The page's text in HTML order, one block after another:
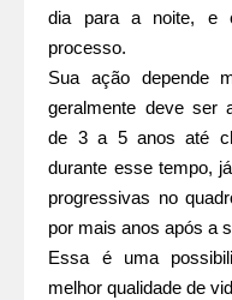
dia para a noite, e
processo.
Sua ação depende
geralmente deve ser
de 3 a 5 anos até
durante esse tempo,
progressivas no
por mais anos após a
Essa é uma
melhor qualidade de